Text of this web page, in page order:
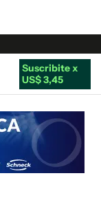
Suscribite x
US$ 3,45